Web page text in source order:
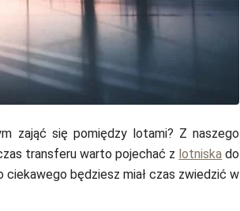
zająć się pomiędzy lotami? Z naszego
transferu warto pojechać z lotniska do
będziesz miał czas zwiedzić w